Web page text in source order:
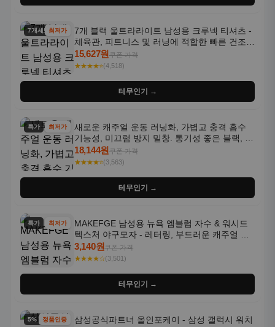
7개세트최저가
7개 블랙 울트라라이트 남성용 크루넥 티셔츠 -
체육관, 피트니스 및 러닝에 적합한 빠른 건조,
통기성 좋은 수분 흡수 반팔 운동복
15,627원쿠폰 가격
★★★★⭐(4,518)
테무인기 →
특가 최저가
새로운 캐주얼 운동 러닝화, 가볍고 충격 흡수
기능성, 미끄럼 방지 밑창. 통기성 좋은 블랙, 화
이트, 퍼플 그라데이션 색상
18,144원쿠폰 가격
★★★★⭐(3,563)
테무인기 →
특가 최저가
MAKEFGE 남성용 뉴욕 엠블럼 자수 & 워시드
텍스처 야구모자 - 레터링, 부드러운 캐주얼 모
자, NYC 스타일
3,140원쿠폰 가격
★★★★☆(3,501)
테무인기 →
5% 할인정품인증
삼성공식파트너 올인포케이 - 삼성 갤럭시 워치